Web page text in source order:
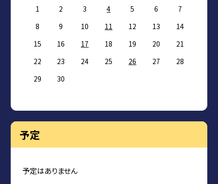
1 2 3 4 5 6
7
8
9 10 11 12 13
14
15
16 17 18 19 20
21
22
23 24 25 26 27
28
29
30
予定
予定はありません